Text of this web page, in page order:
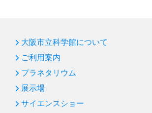
大阪市立科学館について
ご利用案内
プラネタリウム
展示場
サイエンスショー